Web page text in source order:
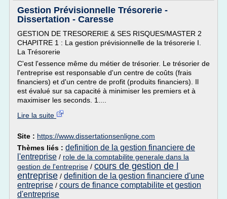
Gestion Prévisionnelle Trésorerie -
Dissertation - Caresse
GESTION DE TRESORERIE & SES RISQUES/MASTER 2
CHAPITRE 1 : La gestion prévisionnelle de la trésorerie I.
La Trésorerie
C'est l'essence même du métier de trésorier. Le trésorier de
l'entreprise est responsable d'un centre de coûts (frais
financiers) et d'un centre de profit (produits financiers). Il
est évalué sur sa capacité à minimiser les premiers et à
maximiser les seconds. 1....
Lire la suite
Site : https://www.dissertationsenligne.com
Thèmes liés : definition de la gestion financiere de
l'entreprise / role de la comptabilite generale dans la
gestion de l'entreprise / cours de gestion de l
entreprise / definition de la gestion financiere d'une
entreprise / cours de finance comptabilite et gestion
d'entreprise